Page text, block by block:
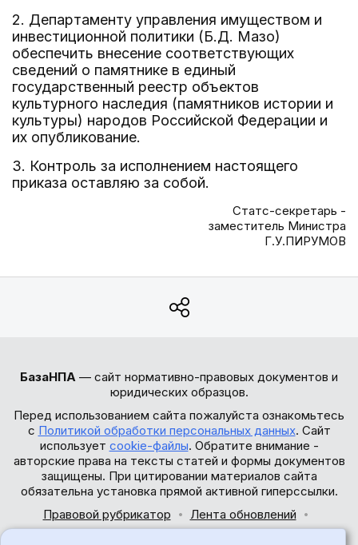
2. Департаменту управления имуществом и
инвестиционной политики (Б.Д. Мазо)
обеспечить внесение соответствующих
сведений о памятнике в единый
государственный реестр объектов
культурного наследия (памятников истории и
культуры) народов Российской Федерации и
их опубликование.
3. Контроль за исполнением настоящего
приказа оставляю за собой.
Статс-секретарь -
заместитель Министра
Г.У.ПИРУМОВ
БазаНПА — сайт нормативно-правовых документов и
юридических образцов.
Перед использованием сайта пожалуйста ознакомьтесь
с Политикой обработки персональных данных. Сайт
использует cookie-файлы. Обратите внимание -
авторские права на тексты статей и формы документов
защищены. При цитировании материалов сайта
обязательна установка прямой активной гиперссылки.
Правовой рубрикатор
Лента обновлений